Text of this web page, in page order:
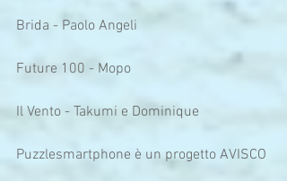
Brida - Paolo Angeli
Future 100 - Mopo
Il Vento - Takumi e Dominique
Puzzlesmartphone è un progetto AVISCO